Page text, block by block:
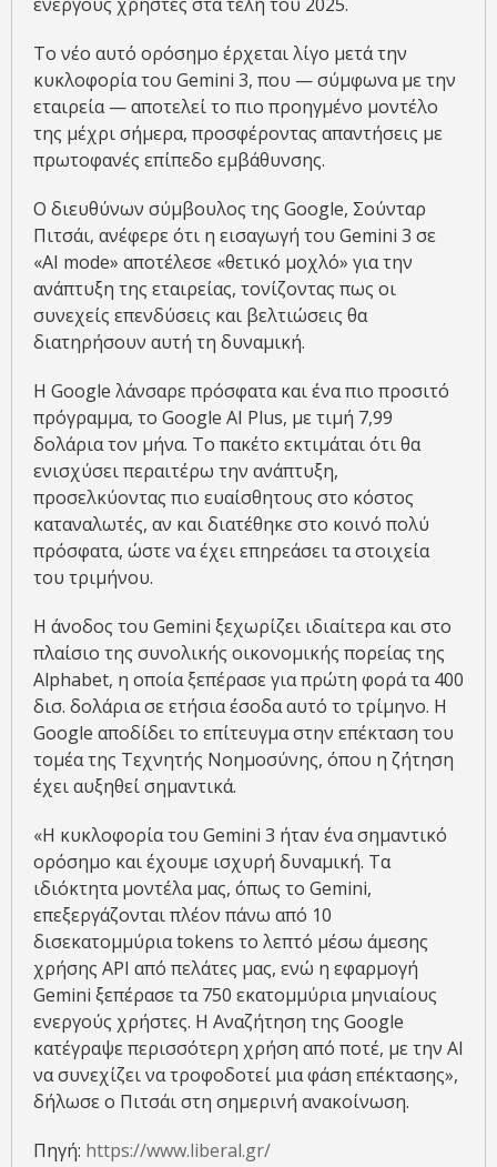
Το νέο αυτό ορόσημο έρχεται λίγο μετά την
κυκλοφορία του Gemini 3, που — σύμφωνα με την
εταιρεία — αποτελεί το πιο προηγμένο μοντέλο
της μέχρι σήμερα, προσφέροντας απαντήσεις με
πρωτοφανές επίπεδο εμβάθυνσης.
Ο διευθύνων σύμβουλος της Google, Σούνταρ
Πιτσάι, ανέφερε ότι η εισαγωγή του Gemini 3 σε
«AI mode» αποτέλεσε «θετικό μοχλό» για την
ανάπτυξη της εταιρείας, τονίζοντας πως οι
συνεχείς επενδύσεις και βελτιώσεις θα
διατηρήσουν αυτή τη δυναμική.
Η Google λάνσαρε πρόσφατα και ένα πιο προσιτό
πρόγραμμα, το Google AI Plus, με τιμή 7,99
δολάρια τον μήνα. Το πακέτο εκτιμάται ότι θα
ενισχύσει περαιτέρω την ανάπτυξη,
προσελκύοντας πιο ευαίσθητους στο κόστος
καταναλωτές, αν και διατέθηκε στο κοινό πολύ
πρόσφατα, ώστε να έχει επηρεάσει τα στοιχεία
του τριμήνου.
Η άνοδος του Gemini ξεχωρίζει ιδιαίτερα και στο
πλαίσιο της συνολικής οικονομικής πορείας της
Alphabet, η οποία ξεπέρασε για πρώτη φορά τα 400
δισ. δολάρια σε ετήσια έσοδα αυτό το τρίμηνο. Η
Google αποδίδει το επίτευγμα στην επέκταση του
τομέα της Τεχνητής Νοημοσύνης, όπου η ζήτηση
έχει αυξηθεί σημαντικά.
«Η κυκλοφορία του Gemini 3 ήταν ένα σημαντικό
ορόσημο και έχουμε ισχυρή δυναμική. Τα
ιδιόκτητα μοντέλα μας, όπως το Gemini,
επεξεργάζονται πλέον πάνω από 10
δισεκατομμύρια tokens το λεπτό μέσω άμεσης
χρήσης API από πελάτες μας, ενώ η εφαρμογή
Gemini ξεπέρασε τα 750 εκατομμύρια μηνιαίους
ενεργούς χρήστες. Η Αναζήτηση της Google
κατέγραψε περισσότερη χρήση από ποτέ, με την AI
να συνεχίζει να τροφοδοτεί μια φάση επέκτασης»,
δήλωσε ο Πιτσάι στη σημερινή ανακοίνωση.
Πηγή: https://www.liberal.gr/